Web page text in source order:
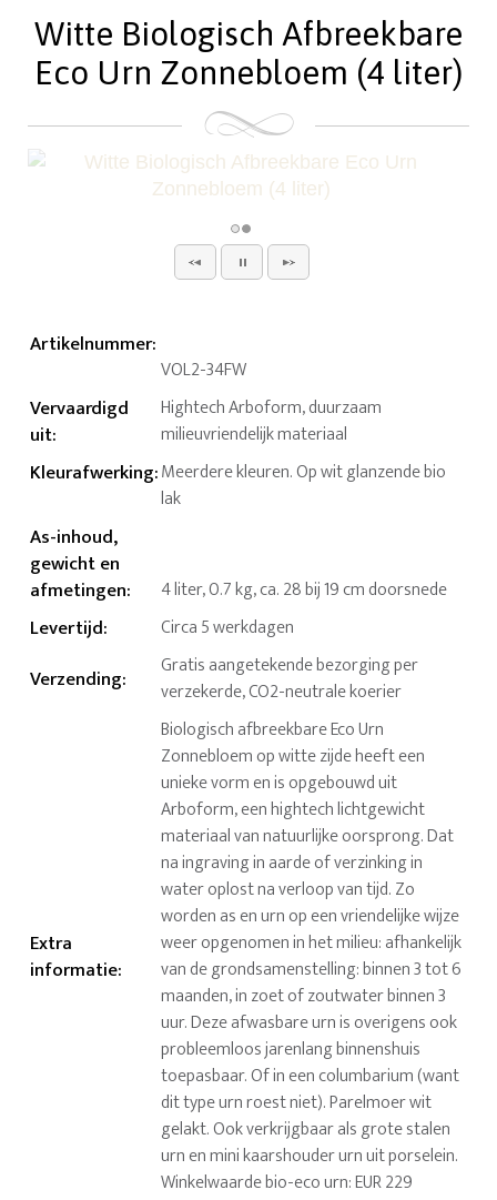
Witte Biologisch Afbreekbare
Eco Urn Zonnebloem (4 liter)
Artikelnummer:
VOL2-34FW
Vervaardigd
uit:
Hightech Arboform, duurzaam
milieuvriendelijk materiaal
Kleurafwerking:Meerdere kleuren. Op wit glanzende bio
lak
As-inhoud,
gewicht en
afmetingen: 4 liter, 0.7 kg, ca. 28 bij 19 cm doorsnede
Levertijd: Circa 5 werkdagen
Verzending:
Gratis aangetekende bezorging per
verzekerde, CO2-neutrale koerier
Extra
informatie:
Biologisch afbreekbare Eco Urn
Zonnebloem op witte zijde heeft een
unieke vorm en is opgebouwd uit
Arboform, een hightech lichtgewicht
materiaal van natuurlijke oorsprong. Dat
na ingraving in aarde of verzinking in
water oplost na verloop van tijd. Zo
worden as en urn op een vriendelijke wijze
weer opgenomen in het milieu: afhankelijk
van de grondsamenstelling: binnen 3 tot 6
maanden, in zoet of zoutwater binnen 3
uur. Deze afwasbare urn is overigens ook
probleemloos jarenlang binnenshuis
toepasbaar. Of in een columbarium (want
dit type urn roest niet). Parelmoer wit
gelakt. Ook verkrijgbaar als grote stalen
urn en mini kaarshouder urn uit porselein.
Winkelwaarde bio-eco urn: EUR 229